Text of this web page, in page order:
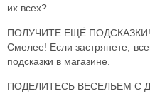
их всех?
ПОЛУЧИТЕ ЕЩЁ ПОДСКАЗКИ!
Смелее! Если застрянете,
подсказки в магазине.
ПОДЕЛИТЕСЬ ВЕСЕЛЬЕМ С